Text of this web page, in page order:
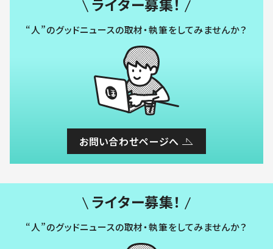
ライター募集！
“人”のグッドニュースの取材・執筆をしてみませんか？
お問い合わせページへ
ライター募集！
“人”のグッドニュースの取材・執筆をしてみませんか？